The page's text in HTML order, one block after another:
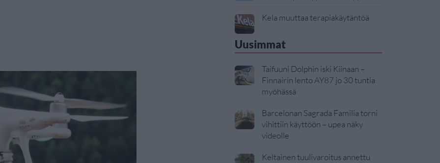
Kela muuttaa terapiakäytäntöä
Uusimmat
Taifuuni Dolphin iski Kiinaan –
Finnairin lento AY87 jo 30 tuntia
myöhässä
Barcelonan Sagrada Familia torni
vihittiin käyttöön – upea näky
videolle
Keltainen tuulivaroitus annettu